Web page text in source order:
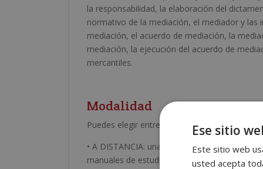
la responsabilidad, la elaboración del
normativo de la mediación, el mediador y las
mediación, el acuerdo de mediación, la
mediación, la ejecución del acuerdo de
mercantiles.
Modalidad
Puedes elegir entre:
• A DISTANCIA: una vez recibida tu
manuales de estudio y del cuaderno de
Ese sitio
Este sitio web
usted acepta